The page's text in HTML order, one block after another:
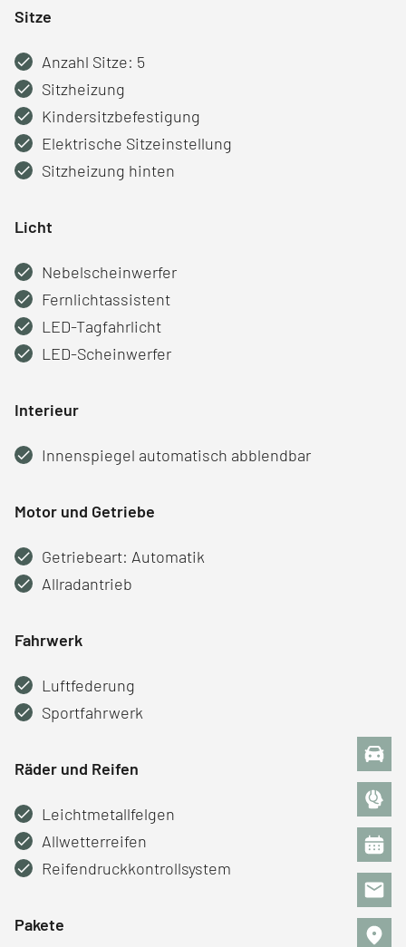
Sitze
Anzahl Sitze: 5
Sitzheizung
Kindersitzbefestigung
Elektrische Sitzeinstellung
Sitzheizung hinten
Licht
Nebelscheinwerfer
Fernlichtassistent
LED-Tagfahrlicht
LED-Scheinwerfer
Interieur
Innenspiegel automatisch abblendbar
Motor und Getriebe
Getriebeart: Automatik
Allradantrieb
Fahrwerk
Luftfederung
Sportfahrwerk
Räder und Reifen
Leichtmetallfelgen
Allwetterreifen
Reifendruckkontrollsystem
Pakete